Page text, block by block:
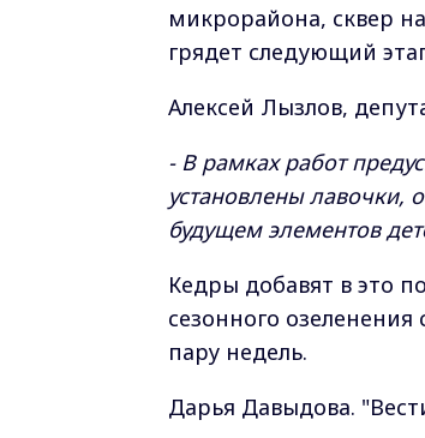
микрорайона, сквер
грядет следующий
Алексей Лызлов,
- В рамках работ
установлены лавочки,
будущем элементов
Кедры добавят в это
сезонного
пару недель.
Дарья Давыдова.